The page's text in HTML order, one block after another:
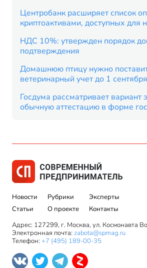
Центробанк расширяет список
криптоактивами, доступных для
НДС 10%: утвержден порядок
подтверждения
Домашнюю птицу нужно
ветеринарный учет до 1 сентября
Госдума рассматривает
обычную аттестацию в форме
Новости
Статьи
Рубрики
О проекте
Эксперты
Контакты
Адрес: 127299, г. Москва, ул. Космонавта
Электронная почта: zabota@spmag.ru
Телефон: +7 (495) 189-00-35